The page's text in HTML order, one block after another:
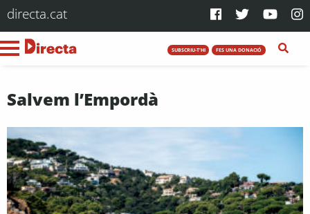
directa.cat
SUBSCRIU-T'HI FES UNA DONACIÓ
Salvem l’Empordà